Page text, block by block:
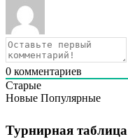
0 комментариев
Старые
Новые Популярные
Турнирная таблица